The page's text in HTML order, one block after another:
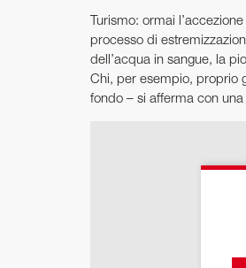
Turismo: ormai
processo di
dell’acqua in sangue, la
Chi, per esempio, proprio
fondo – si afferma con